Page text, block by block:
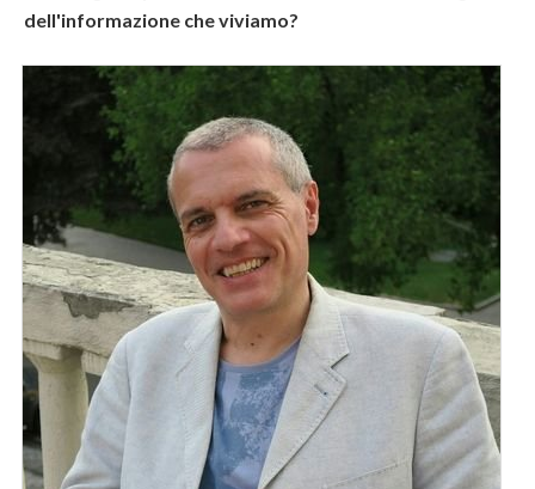
dell'informazione che viviamo?